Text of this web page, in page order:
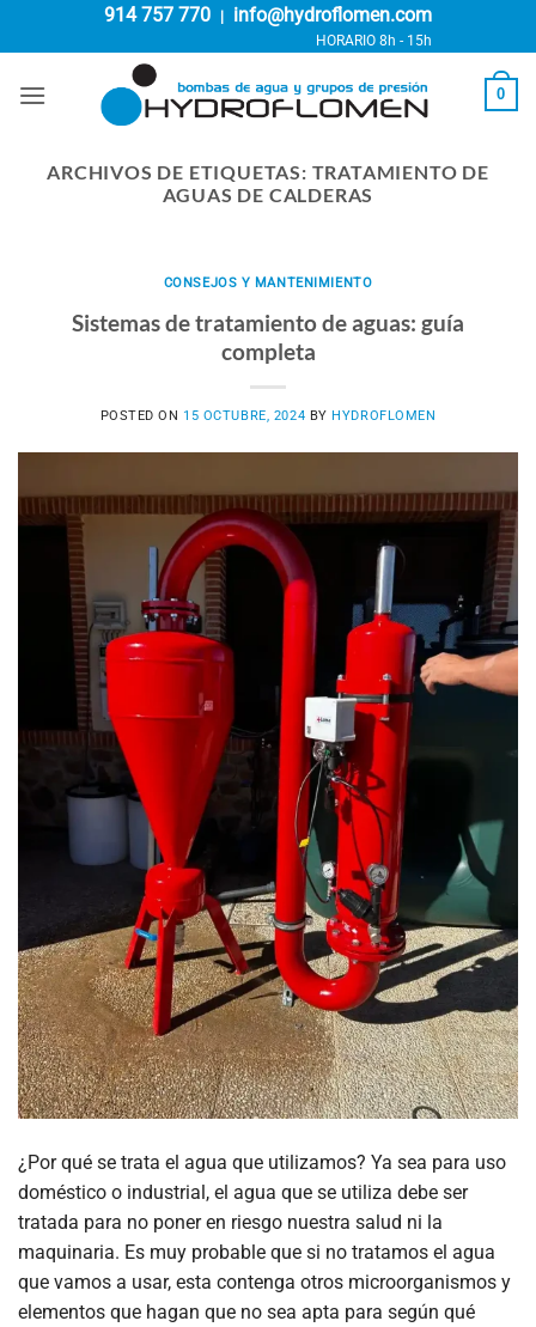
914 757 770 info@hydroflomen.com
HORARIO 8h - 15h
0
ARCHIVOS DE ETIQUETAS: TRATAMIENTO DE
AGUAS DE CALDERAS
CONSEJOS Y MANTENIMIENTO
Sistemas de tratamiento de aguas: guía
completa
POSTED ON 15 OCTUBRE, 2024 BYHYDROFLOMEN
¿Por qué se trata el agua que utilizamos? Ya sea para uso
doméstico o industrial, el agua que se utiliza debe ser
tratada para no poner en riesgo nuestra salud ni la
maquinaria. Es muy probable que si no tratamos el agua
que vamos a usar, esta contenga otros microorganismos y
elementos que hagan que no sea apta para según qué